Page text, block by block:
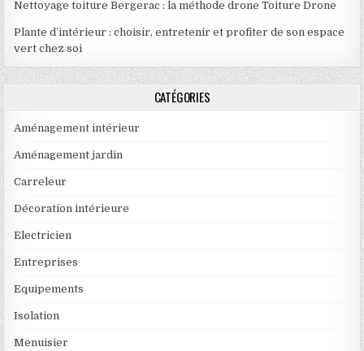
Nettoyage toiture Bergerac : la méthode drone Toiture Drone
Plante d’intérieur : choisir, entretenir et profiter de son espace
vert chez soi
CATÉGORIES
Aménagement intérieur
Aménagement jardin
Carreleur
Décoration intérieure
Electricien
Entreprises
Equipements
Isolation
Menuisier